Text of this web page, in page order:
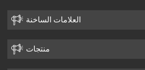
العلامات الساخنة
منتجات